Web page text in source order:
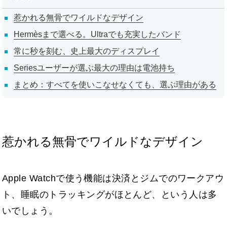
惹かれる無骨でワイルドなデザイン
Hermèsまで選べる。Ultraでも充実したバンド
常に秒を刻む、史上最大のディスプレイ
Seriesユーザーが選ぶ最大の理由は電池持ち
まとめ：すべてを使いこなせなくても、選ぶ理由がある
惹かれる無骨でワイルドなデザイン
Apple Watchで使う機能は決済とジムでのワークアウ
ト、睡眠のトラッキングがほとんど、という人は多
いでしょう。